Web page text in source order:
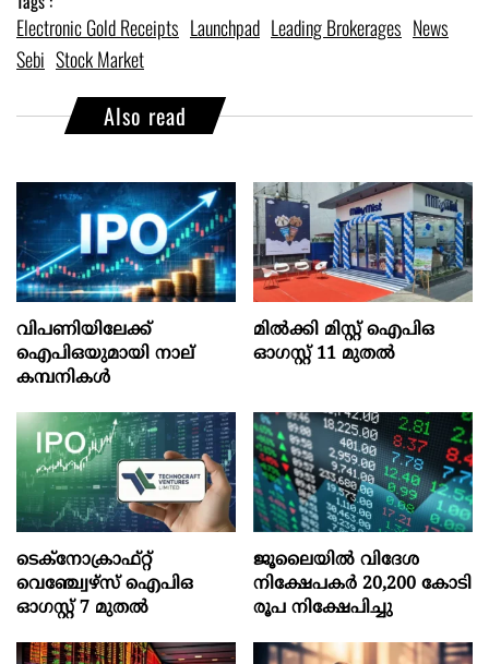
Electronic Gold Receipts Launchpad Leading Brokerages News
Sebi Stock Market
Also read
വിപണിയിലേക്ക്
ഐപിഒയുമായി നാല്
കമ്പനികൾ
മില്‍ക്കി മിസ്റ്റ്‌ ഐപിഒ
ഓഗസ്റ്റ്‌ 11 മുതല്‍
ടെക്‌നോക്രാഫ്‌റ്റ്‌
വെഞ്ച്വേഴ്‌സ്‌ ഐപിഒ
ഓഗസ്റ്റ്‌ 7 മുതല്‍
ജൂലൈയില്‍ വിദേശ
നിക്ഷേപകര്‍ 20,200 കോടി
രൂപ നിക്ഷേപിച്ചു